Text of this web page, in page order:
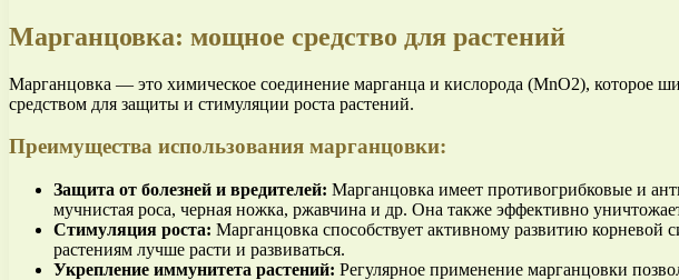
Марганцовка: мощное средство для растений
Марганцовка — это химическое соединение марганца и кислорода (MnO2), которое
средством для защиты и стимуляции роста растений.
Преимущества использования марганцовки:
Защита от болезней и вредителей: Марганцовка имеет противогрибковые и
мучнистая роса, черная ножка, ржавчина и др. Она также эффективно
Стимуляция роста: Марганцовка способствует активному развитию корневой
растениям лучше расти и развиваться.
Укрепление иммунитета растений: Регулярное применение марганцовки